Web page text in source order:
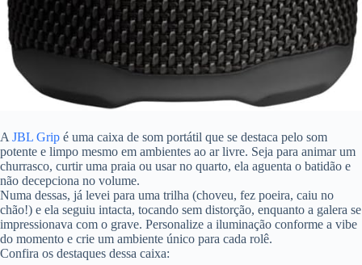
A JBL Grip é uma caixa de som portátil que se destaca pelo som
potente e limpo mesmo em ambientes ao ar livre. Seja para animar um
churrasco, curtir uma praia ou usar no quarto, ela aguenta o batidão e
não decepciona no volume.
Numa dessas, já levei para uma trilha (choveu, fez poeira, caiu no
chão!) e ela seguiu intacta, tocando sem distorção, enquanto a galera se
impressionava com o grave. Personalize a iluminação conforme a vibe
do momento e crie um ambiente único para cada rolê.
Confira os destaques dessa caixa: